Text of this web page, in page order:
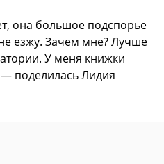
она большое подспорье
езжу. Зачем мне? Лучше
У меня книжки
поделилась Лидия